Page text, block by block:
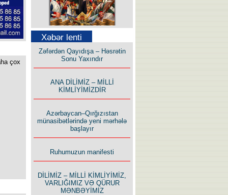
çox
Səfər Alışarlı yazır
Uzun yolun Yolçusu
Xəbər lenti
Zəfərdən Qayıdışa – Həsrətin
Sonu Yaxındır
ANA DİLİMİZ – MİLLİ
KİMLİYİMİZDİR
Azərbaycan–Qırğızıstan
münasibətlərində yeni mərhələ
başlayır
Ruhumuzun manifesti
DİLİMİZ – MİLLİ KİMLİYİMİZ,
VARLIĞIMIZ VƏ QÜRUR
MƏNBƏYİMİZ